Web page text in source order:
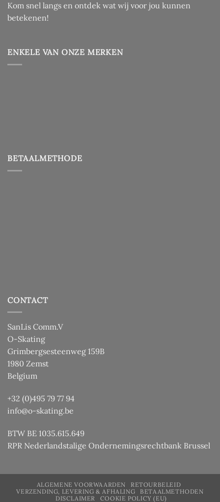
Kom snel langs en ontdek wat wij voor jou kunnen
betekenen!
ENKELE VAN ONZE MERKEN
BETAALMETHODE
CONTACT
SanLis Comm.V
O-Skating
Grimbergsesteenweg 159B
1980 Zemst
Belgium
+32 (0)495 79 77 94
info@o-skating.be
BTW BE 1035.615.649
RPR Nederlandstalige Ondernemingsrechtbank Brussel
ALGEMENE VOORWAARDEN
RETOURBELEID
VERZENDING, LEVERING & AFHALING
BETAALMETHODEN
DISCLAIMER
COOKIE POLICY (EU)